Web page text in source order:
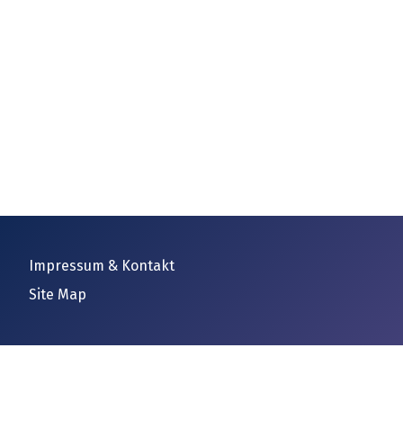
Impressum & Kontakt
Site Map